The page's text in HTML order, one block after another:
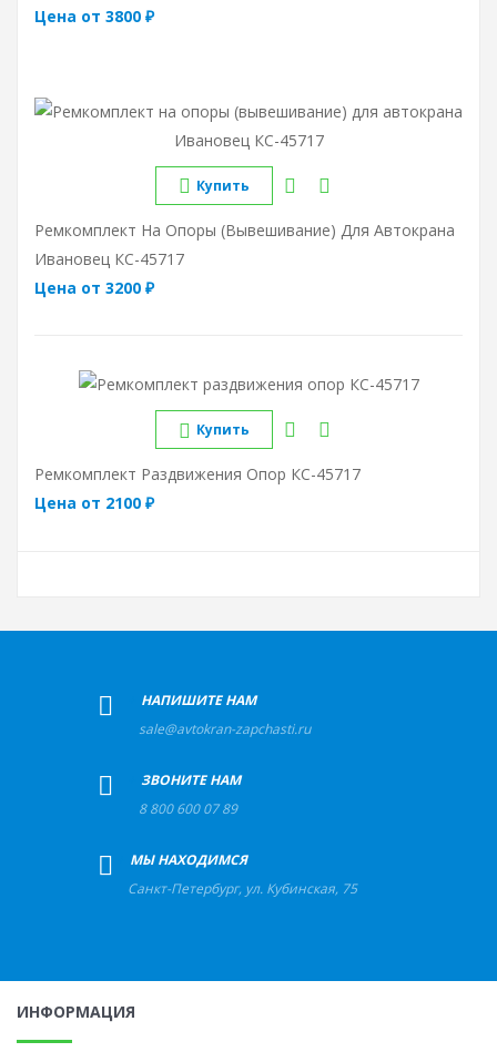
Цена от 3800 ₽
Купить
Ремкомплект На Опоры (вывешивание) Для Автокрана
Ивановец КС-45717
Цена от 3200 ₽
Купить
Ремкомплект Раздвижения Опор КС-45717
Цена от 2100 ₽
НАПИШИТЕ НАМ
sale@avtokran-zapchasti.ru
ЗВОНИТЕ НАМ
8 800 600 07 89
МЫ НАХОДИМСЯ
Санкт-Петербург, ул. Кубинская, 75
ИНФОРМАЦИЯ